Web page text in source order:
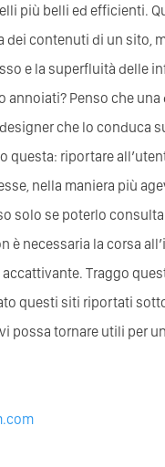
più belli ed efficienti.
dei contenuti di un sito,
e la superfluità delle
annoiati? Penso che una
che lo conduca
questa: riportare
nella maniera più
solo se poterlo
è necessaria la corsa
accattivante. Traggo
questi siti riportati
possa tornare utili per